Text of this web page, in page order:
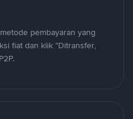
pembayaran yang
fiat dan klik "Ditransfer,